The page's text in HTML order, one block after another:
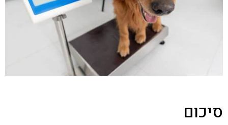
סיכום